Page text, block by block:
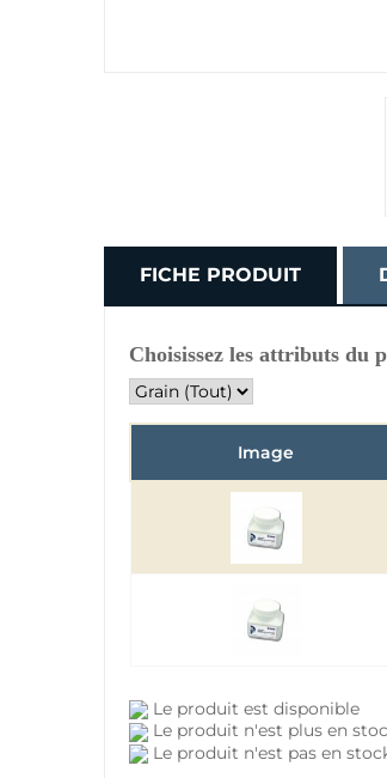
FICHE PRODUIT
Choisissez les attributs du
Image
Le produit est disponible
Le produit n'est plus en
Le produit n'est pas en